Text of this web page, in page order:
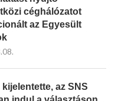
céghálózatot
az Egyesült
kijelentette, az SNS